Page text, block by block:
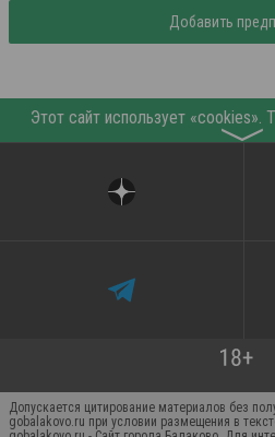
Добавить
〉
Допускается цитирование материалов без
gobalakovo.ru при условии размещения в